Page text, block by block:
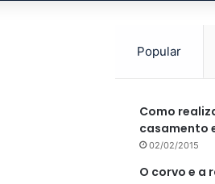
Popular
Como
casamento
02/02/2015
O corvo e a